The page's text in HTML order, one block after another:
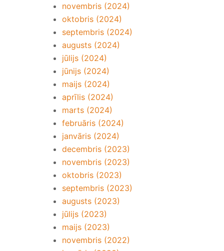
novembris (2024)
oktobris (2024)
septembris (2024)
augusts (2024)
jūlijs (2024)
jūnijs (2024)
maijs (2024)
aprīlis (2024)
marts (2024)
februāris (2024)
janvāris (2024)
decembris (2023)
novembris (2023)
oktobris (2023)
septembris (2023)
augusts (2023)
jūlijs (2023)
maijs (2023)
novembris (2022)